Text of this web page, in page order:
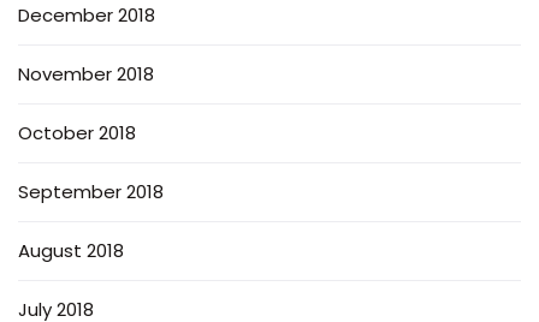
December 2018
November 2018
October 2018
September 2018
August 2018
July 2018